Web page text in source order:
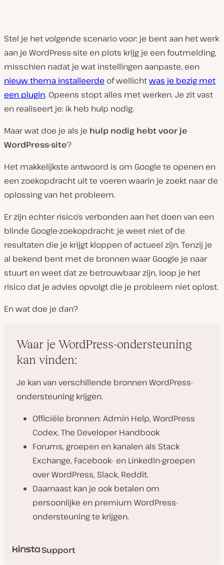
Stel je het volgende scenario voor: je bent aan het werk
aan je WordPress-site en plots krijg je een foutmelding,
misschien nadat je wat instellingen aanpaste, een
nieuw thema installeerde of wellichtwas je bezig met
een plugin. Opeens stopt alles met werken. Je zit vast
en realiseert je: ik heb hulp nodig.
Maar wat doe je als je hulp nodig hebt voor je
WordPress-site?
Het makkelijkste antwoord is om Google te openen en
een zoekopdracht uit te voeren waarin je zoekt naar de
oplossing van het probleem.
Er zijn echter risico’s verbonden aan het doen van een
blinde Google-zoekopdracht: je weet niet of de
resultaten die je krijgt kloppen of actueel zijn. Tenzij je
al bekend bent met de bronnen waar Google je naar
stuurt en weet dat ze betrouwbaar zijn, loop je het
risico dat je advies opvolgt die je probleem niet oplost.
En wat doe je dan?
Waar je WordPress-ondersteuning
kan vinden:
Je kan van verschillende bronnen WordPress-
ondersteuning krijgen.
Officiële bronnen: Admin Help, WordPress
Codex, The Developer Handbook
Forums, groepen en kanalen als Stack
Exchange, Facebook- en LinkedIn-groepen
over WordPress, Slack, Reddit.
Daarnaast kan je ook betalen om
persoonlijke en premium WordPress-
ondersteuning te krijgen.
Support